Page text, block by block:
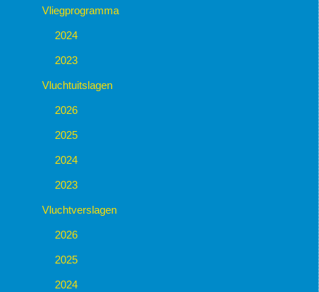
Vliegprogramma
2024
2023
Vluchtuitslagen
2026
2025
2024
2023
Vluchtverslagen
2026
2025
2024